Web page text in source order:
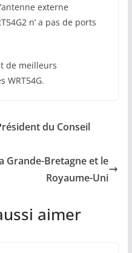
externe
n’ a pas de ports
de meilleurs
WRT54G.
du Conseil
Grande-Bretagne et le
Royaume-Uni
aimer